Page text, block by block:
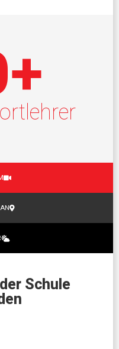
+
Schule